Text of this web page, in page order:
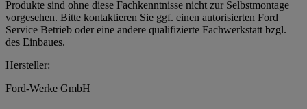
Produkte sind ohne diese Fachkenntnisse nicht zur Selbstmontage
vorgesehen. Bitte kontaktieren Sie ggf. einen autorisierten Ford
Service Betrieb oder eine andere qualifizierte Fachwerkstatt bzgl.
des Einbaues.
Hersteller:
Ford-Werke GmbH